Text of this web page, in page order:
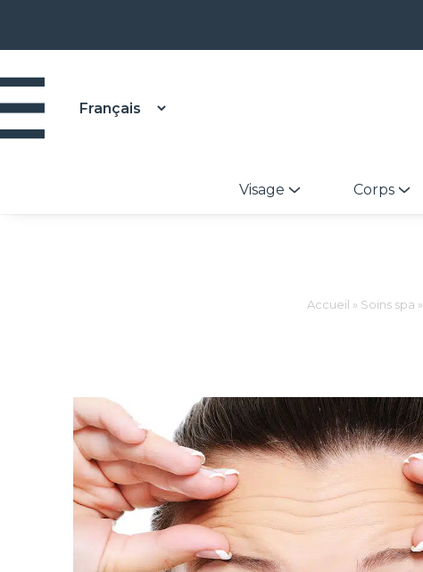
Visage Corps
Accueil » Soins spa »